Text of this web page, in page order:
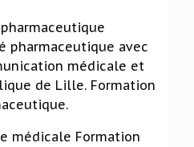
pharmaceutique avec
médicale et
de Lille. Formation
médicale Formation